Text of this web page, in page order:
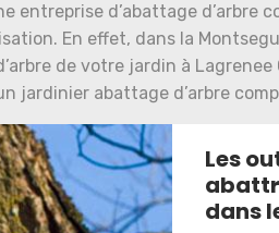
entreprise d’abattage d’arbre
En effet, dans la
de votre jardin à
jardinier abattage d’arbre
Les
dans